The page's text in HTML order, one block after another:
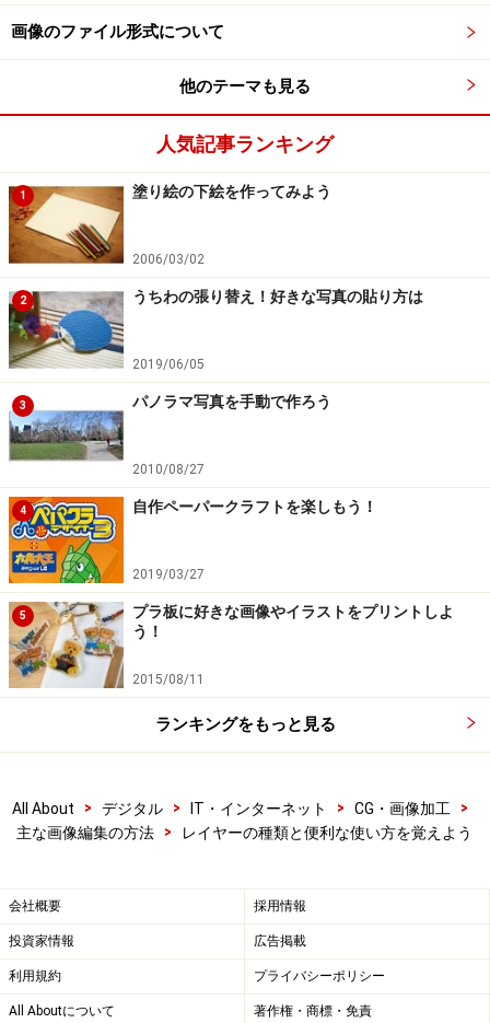
画像のファイル形式について
他のテーマも見る
人気記事ランキング
1 塗り絵の下絵を作ってみよう
2006/03/02
2 うちわの張り替え！好きな写真の貼り方は
2019/06/05
3 パノラマ写真を手動で作ろう
2010/08/27
4 自作ペーパークラフトを楽しもう！
2019/03/27
5
プラ板に好きな画像やイラストをプリントしよ
う！
2015/08/11
ランキングをもっと見る
All About > デジタル > IT・インターネット > CG・画像加工
>
主な画像編集の方法
> レイヤーの種類と便利な使い方を覚えよう
会社概要 採用情報
投資家情報 広告掲載
利用規約 プライバシーポリシー
All Aboutについて 著作権・商標・免責